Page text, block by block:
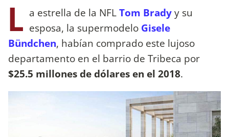
L a estrella de la NFLTom Bradyy su
esposa, la supermodelo Gisele
Bündchen, habían comprado este lujoso
departamento en el barrio de Tribeca por
$25.5 millones de dólares en el 2018.